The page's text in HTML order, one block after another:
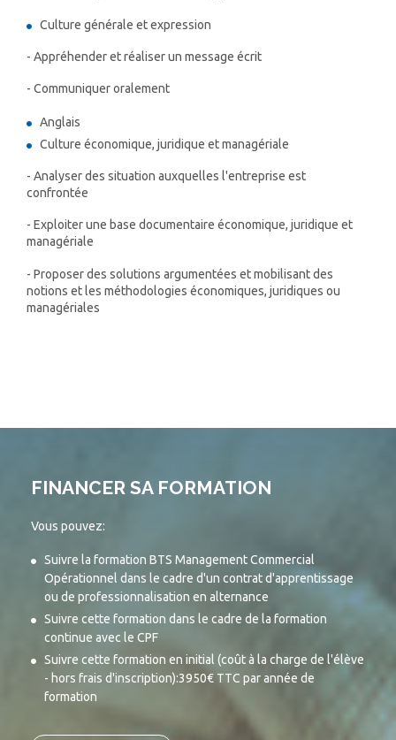
Culture générale et expression
- Appréhender et réaliser un message écrit
- Communiquer oralement
Anglais
Culture économique, juridique et managériale
- Analyser des situation auxquelles l'entreprise est
confrontée
- Exploiter une base documentaire économique, juridique et
managériale
- Proposer des solutions argumentées et mobilisant des
notions et les méthodologies économiques, juridiques ou
managériales
FINANCER SA FORMATION
Vous pouvez:
Suivre la formation BTS Management Commercial
Opérationnel dans le cadre d'un contrat d'apprentissage
ou de professionnalisation en alternance
Suivre cette formation dans le cadre de la formation
continue avec le CPF
Suivre cette formation en initial (coût à la charge de l'élève
- hors frais d'inscription):3950€ TTC par année de
formation